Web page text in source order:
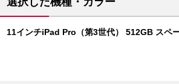
11インチiPad Pro（第3世代） 512GB スペ